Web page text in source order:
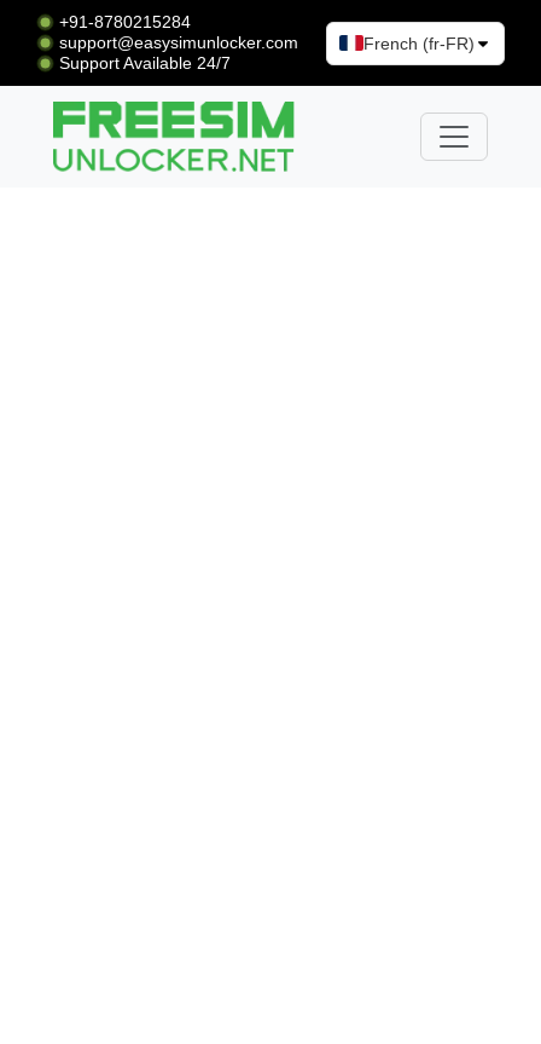
+91-8780215284
support@easysimunlocker.com
Support Available 24/7
French (fr-FR)